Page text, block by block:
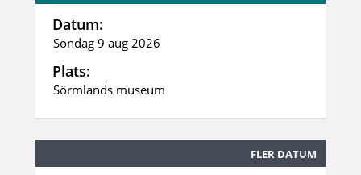
Datum:
Söndag 9 aug 2026
Plats:
Sörmlands museum
FLER DATUM